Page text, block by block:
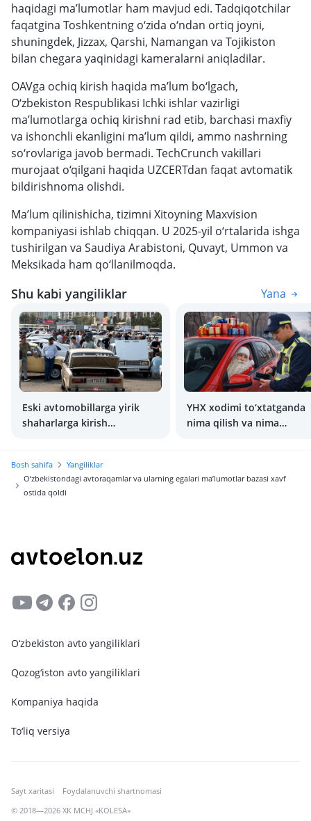
haqidagi ma’lumotlar ham mavjud edi. Tadqiqotchilar
faqatgina Toshkentning o‘zida o‘ndan ortiq joyni,
shuningdek, Jizzax, Qarshi, Namangan va Tojikiston
bilan chegara yaqinidagi kameralarni aniqladilar.
OAVga ochiq kirish haqida ma’lum bo‘lgach,
O‘zbekiston Respublikasi Ichki ishlar vazirligi
ma’lumotlarga ochiq kirishni rad etib, barchasi maxfiy
va ishonchli ekanligini ma’lum qildi, ammo nashrning
so‘rovlariga javob bermadi. TechCrunch vakillari
murojaat o‘qilgani haqida UZCERTdan faqat avtomatik
bildirishnoma olishdi.
Ma’lum qilinishicha, tizimni Xitoyning Maxvision
kompaniyasi ishlab chiqqan. U 2025-yil o‘rtalarida ishga
tushirilgan va Saudiya Arabistoni, Quvayt, Ummon va
Meksikada ham qo‘llanilmoqda.
Shu kabi yangiliklar Yana
Eski avtomobillarga yirik
shaharlarga kirish
YHX xodimi to‘xtatganda
nima qilish va nima
Bosh sahifa
Yangiliklar
O‘zbekistondagi avtoraqamlar va ularning egalari ma’lumotlar bazasi xavf
ostida qoldi
O‘zbekiston avto yangiliklari
Qozog‘iston avto yangiliklari
Kompaniya haqida
To‘liq versiya
Sayt xaritasi
Foydalanuvchi shartnomasi
© 2018—2026 XK MCHJ «KOLESA»